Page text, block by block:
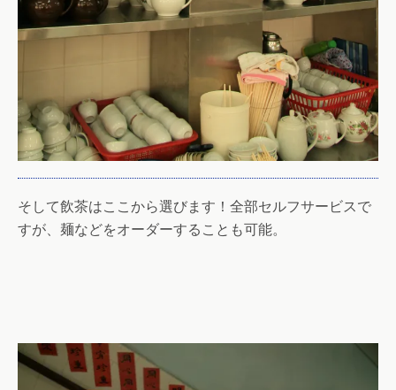
そして飲茶はここから選びます！全部セルフサービスで
すが、麺などをオーダーすることも可能。